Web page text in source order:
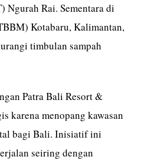
Rai. Sementara di
Kotabaru, Kalimantan,
timbulan sampah
Patra Bali Resort &
karena menopang kawasan
bagi Bali. Inisiatif ini
seiring dengan